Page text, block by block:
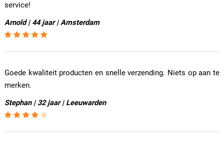
service!
Arnold | 44 jaar | Amsterdam
Goede kwaliteit producten en snelle verzending. Niets op aan te
merken.
Stephan | 32 jaar | Leeuwarden